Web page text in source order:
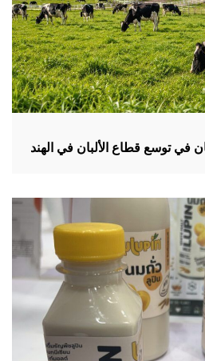
في توسع قطاع الألبان في الهند